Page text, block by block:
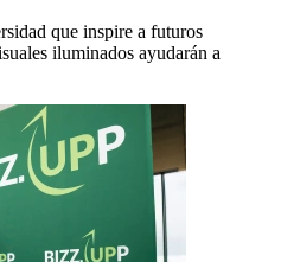
que inspire a futuros
iluminados ayudarán a